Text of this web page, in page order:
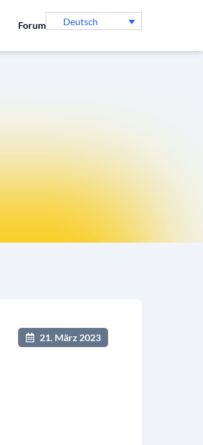
Forum Deutsch
21. März 2023